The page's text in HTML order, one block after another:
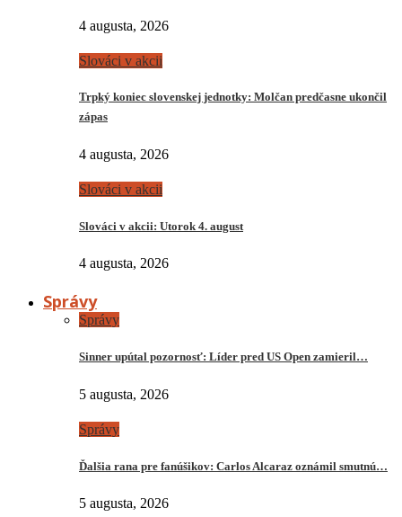
4 augusta, 2026
Slováci v akcii
Trpký koniec slovenskej jednotky: Molčan predčasne ukončil
zápas
4 augusta, 2026
Slováci v akcii
Slováci v akcii: Utorok 4. august
4 augusta, 2026
Správy
Správy
Sinner upútal pozornosť: Líder pred US Open zamieril…
5 augusta, 2026
Správy
Ďalšia rana pre fanúšikov: Carlos Alcaraz oznámil smutnú…
5 augusta, 2026